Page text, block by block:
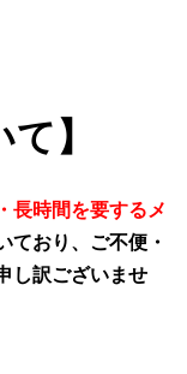
】
長時間を要するメ
ており、ご不便・
し訳ございませ